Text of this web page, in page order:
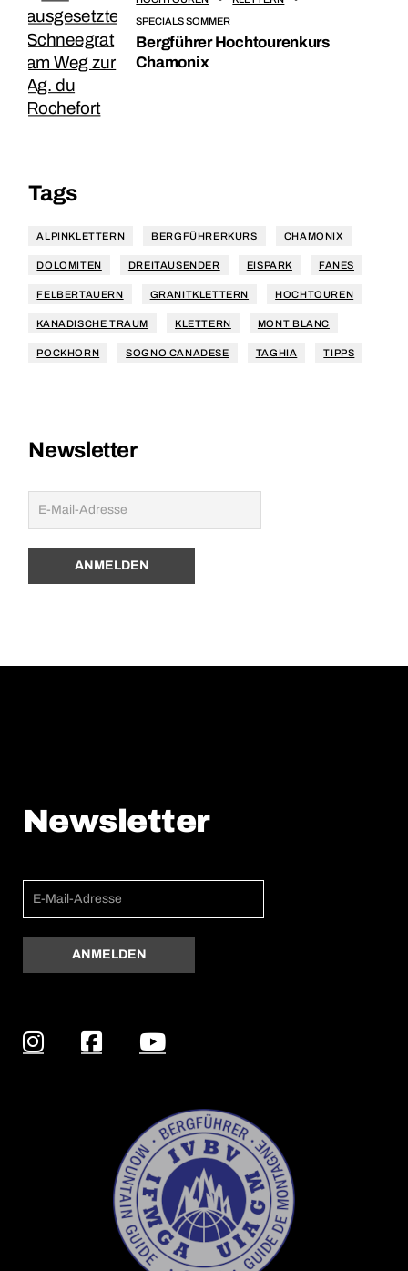
SPECIALS SOMMER
Bergführer Hochtourenkurs
Chamonix
Tags
ALPINKLETTERN BERGFÜHRERKURS CHAMONIX
DOLOMITEN DREITAUSENDER EISPARK FANES
FELBERTAUERN GRANITKLETTERN HOCHTOUREN
KANADISCHE TRAUM KLETTERN MONT BLANC
POCKHORN SOGNO CANADESE TAGHIA TIPPS
Newsletter
Newsletter